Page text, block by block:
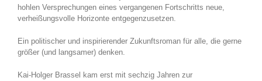
hohlen Versprechungen eines vergangenen Fortschritts neue,
verheißungsvolle Horizonte entgegenzusetzen.
Ein politischer und inspirierender Zukunftsroman für alle, die gerne
größer (und langsamer) denken.
Kai-Holger Brassel kam erst mit sechzig Jahren zur